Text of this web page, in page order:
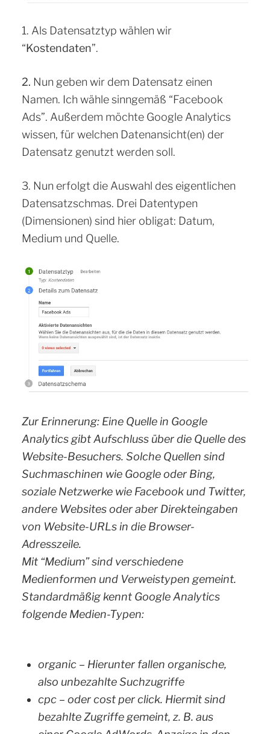
1. Als Datensatztyp wählen wir
“Kostendaten”.
2. Nun geben wir dem Datensatz einen
Namen. Ich wähle sinngemäß “Facebook
Ads”. Außerdem möchte Google Analytics
wissen, für welchen Datenansicht(en) der
Datensatz genutzt werden soll.
3. Nun erfolgt die Auswahl des eigentlichen
Datensatzschmas. Drei Datentypen
(Dimensionen) sind hier obligat: Datum,
Medium und Quelle.
Zur Erinnerung: Eine Quelle in Google
Analytics gibt Aufschluss über die Quelle des
Website-Besuchers. Solche Quellen sind
Suchmaschinen wie Google oder Bing,
soziale Netzwerke wie Facebook und Twitter,
andere Websites oder aber Direkteingaben
von Website-URLs in die Browser-
Adresszeile.
Mit “Medium” sind verschiedene
Medienformen und Verweistypen gemeint.
Standardmäßig kennt Google Analytics
folgende Medien-Typen:
organic – Hierunter fallen organische,
also unbezahlte Suchzugriffe
cpc – oder cost per click. Hiermit sind
bezahlte Zugriffe gemeint, z. B. aus